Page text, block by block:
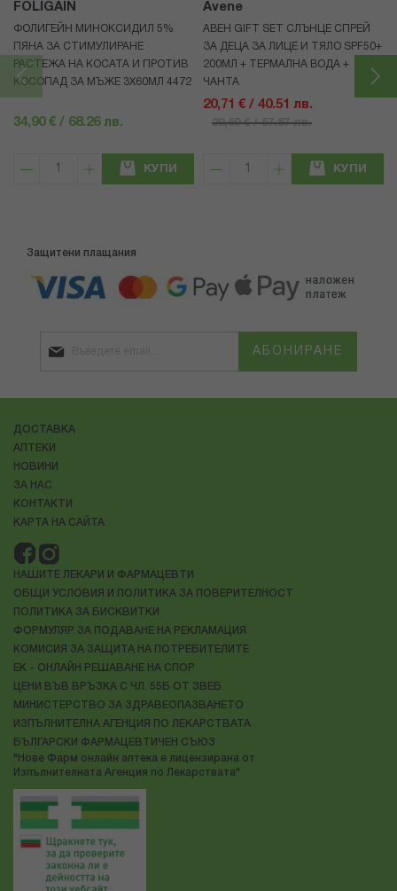
FOLIGAIN
ФОЛИГЕЙН МИНОКСИДИЛ 5%
ПЯНА ЗА СТИМУЛИРАНЕ
РАСТЕЖА НА КОСАТА И ПРОТИВ
КОСОПАД ЗА МЪЖЕ 3X60МЛ 4472
34,90 € / 68.26 лв.
КУПИ
Avene
АВЕН GIFT SET СЛЪНЦЕ СПРЕЙ
ЗА ДЕЦА ЗА ЛИЦЕ И ТЯЛО SPF50+
200МЛ + ТЕРМАЛНА ВОДА +
ЧАНТА
20,71 € / 40.51 лв.
29,59 € / 57.87 лв.
КУПИ
Защитени плащания
АБОНИРАНЕ
ДОСТАВКА
АПТЕКИ
НОВИНИ
ЗА НАС
КОНТАКТИ
КАРТА НА САЙТА
НАШИТЕ ЛЕКАРИ И ФАРМАЦЕВТИ
ОБЩИ УСЛОВИЯ И ПОЛИТИКА ЗА ПОВЕРИТЕЛНОСТ
ПОЛИТИКА ЗА БИСКВИТКИ
ФОРМУЛЯР ЗА ПОДАВАНЕ НА РЕКЛАМАЦИЯ
КОМИСИЯ ЗА ЗАЩИТА НА ПОТРЕБИТЕЛИТЕ
ЕК - ОНЛАЙН РЕШАВАНЕ НА СПОР
ЦЕНИ ВЪВ ВРЪЗКА С ЧЛ. 55Б ОТ ЗВЕБ
МИНИСТЕРСТВО ЗА ЗДРАВЕОПАЗВАНЕТО
ИЗПЪЛНИТЕЛНА АГЕНЦИЯ ПО ЛЕКАРСТВАТА
БЪЛГАРСКИ ФАРМАЦЕВТИЧЕН СЪЮЗ
"Нове Фарм онлайн аптека е лицензирана от
Изпълнителната Агенция по Лекарствата"